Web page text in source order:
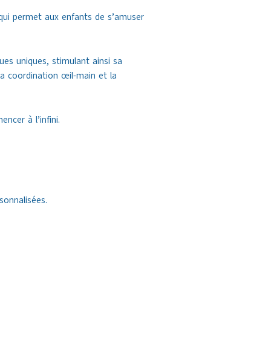
permet aux enfants de s’amuser
uniques, stimulant ainsi sa
coordination œil-main et la
à l’infini.